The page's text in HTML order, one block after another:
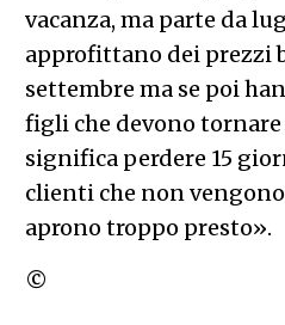
vacanza, ma parte da
approfittano dei prezzi
settembre ma se poi
figli che devono tornare
significa perdere 15
clienti che non
aprono troppo presto».
©